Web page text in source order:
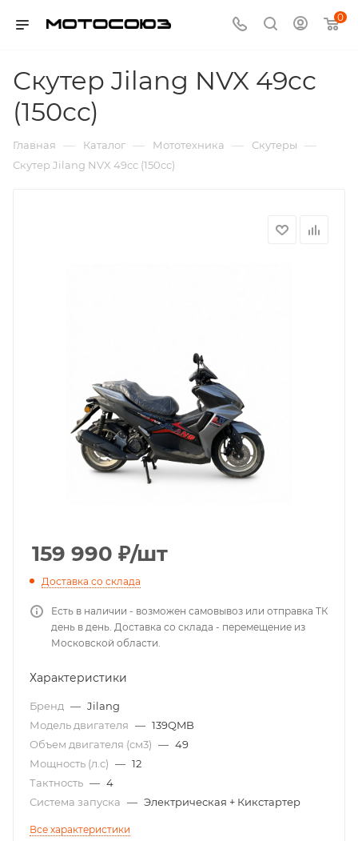
0
Скутер Jilang NVX 49cc
(150cc)
Главная — Каталог — Мототехника — Скутеры —
Скутер Jilang NVX 49cc (150cc)
159 990 ₽/шт
Доставка со склада
Есть в наличии - возможен самовывоз или отправка ТК
день в день. Доставка со склада - перемещение из
Московской области.
Характеристики
Бренд — Jilang
Модель двигателя — 139QMB
Объем двигателя (см3) — 49
Мощность (л.с) — 12
Тактность — 4
Система запуска — Электрическая + Кикстартер
Все характеристики